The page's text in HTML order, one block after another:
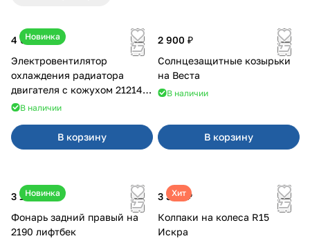
Новинка
4 600 ₽
Электровентилятор
охлаждения радиатора
двигателя с кожухом 21214
2121-21213 ВАЛЕЕ 95
В наличии
В корзину
2 900 ₽
Солнцезащитные козырьки
на Веста
В наличии
В корзину
Новинка
3 100 ₽
Фонарь задний правый на
2190 лифтбек
Хит
3 380 ₽
Колпаки на колеса R15
Искра